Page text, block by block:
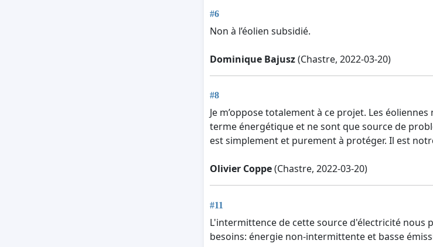
#6
Non à l’éolien subsidié.
Dominique Bajusz(Chastre, 2022-03-20)
#8
Je m’oppose totalement à ce projet. Les
terme énergétique et ne sont que source de
est simplement et purement à protéger. Il est
Olivier Coppe(Chastre, 2022-03-20)
#11
L'intermittence de cette source d'électricité nous
besoins: énergie non-intermittente et basse